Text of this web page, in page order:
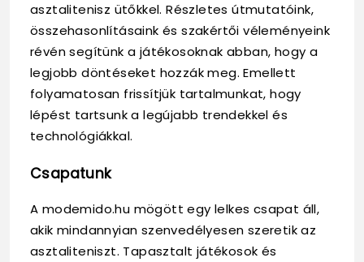
asztalitenisz ütőkkel. Részletes útmutatóink,
összehasonlításaink és szakértői véleményeink
révén segítünk a játékosoknak abban, hogy a
legjobb döntéseket hozzák meg. Emellett
folyamatosan frissítjük tartalmunkat, hogy
lépést tartsunk a legújabb trendekkel és
technológiákkal.
Csapatunk
A modemido.hu mögött egy lelkes csapat áll,
akik mindannyian szenvedélyesen szeretik az
asztaliteniszt. Tapasztalt játékosok és